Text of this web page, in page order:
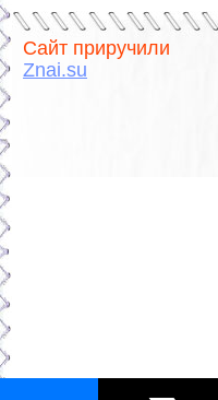
Сайт приручили
Znai.su